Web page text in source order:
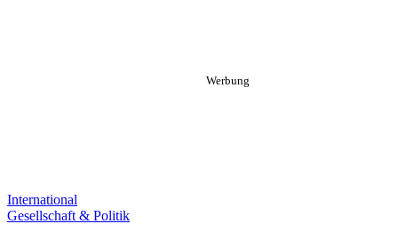
International
Gesellschaft & Politik